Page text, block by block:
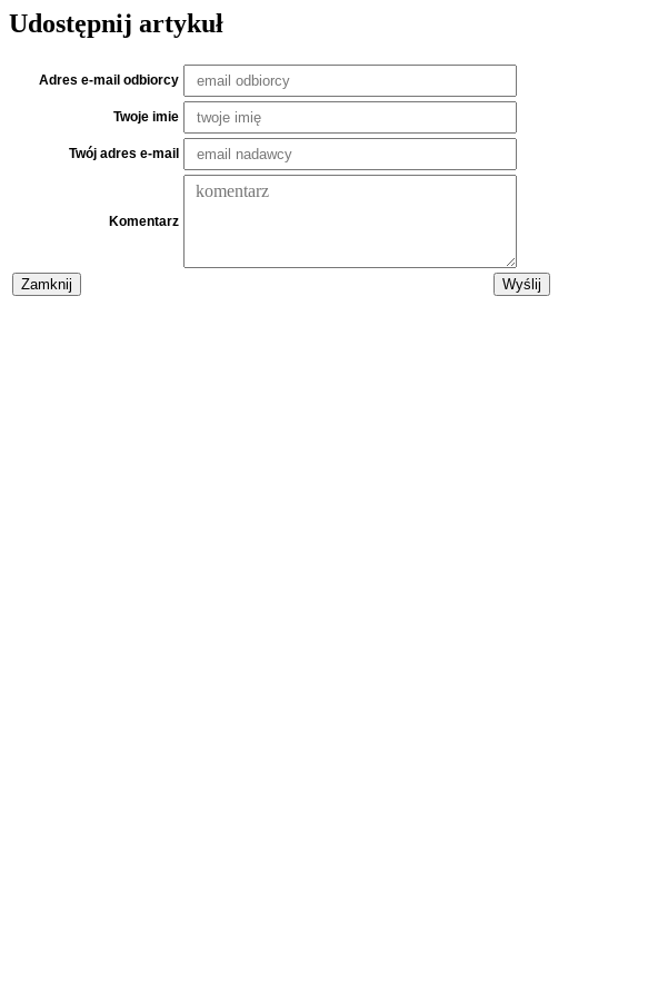
Udostępnij artykuł
Adres e-mail odbiorcy
Twoje imie
Twój adres e-mail
Komentarz